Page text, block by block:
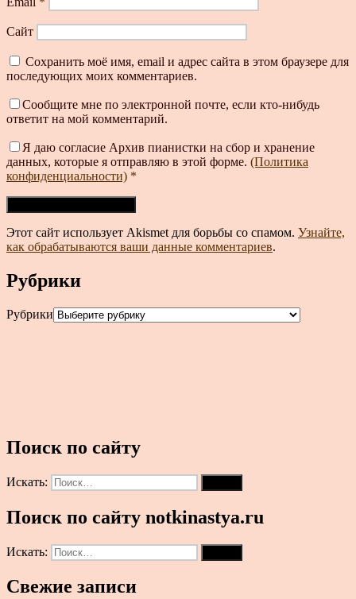
Сайт
Сохранить моё имя, email и адрес сайта в этом браузере для
последующих моих комментариев.
Сообщите мне по электронной почте, если кто-нибудь
ответит на мой комментарий.
Я даю согласие Архив пианистки на сбор и хранение
данных, которые я отправляю в этой форме. (Политика
конфиденциальности) *
Этот сайт использует Akismet для борьбы со спамом. Узнайте,
как обрабатываются ваши данные комментариев.
Рубрики
Рубрики
Поиск по сайту
Искать:
Поиск по сайту notkinastya.ru
Искать:
Свежие записи